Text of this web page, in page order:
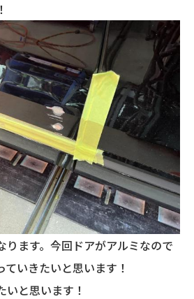
ります。今回ドアがアルミなので
いきたいと思います！
と思います！